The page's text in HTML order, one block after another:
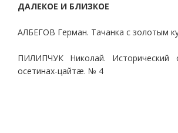
ДАЛЕКОЕ И БЛИЗКОЕ
АЛБЕГОВ Герман. Тачанка с золотым
ПИЛИПЧУК Николай. Исторический
осетинах-цайтæ. № 4